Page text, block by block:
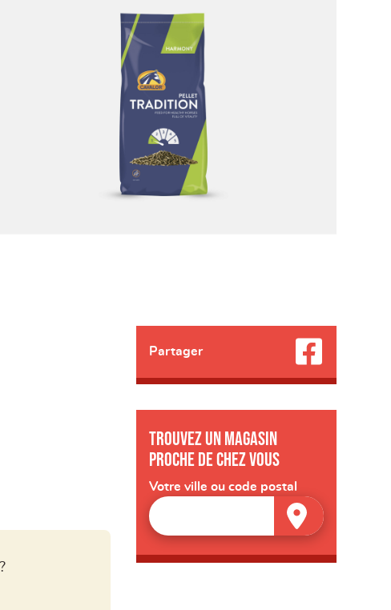
Partager
Trouvez un magasin
proche de chez vous
Votre ville ou code postal